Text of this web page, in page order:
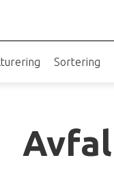
Sortering